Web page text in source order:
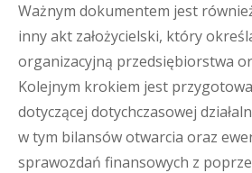
Ważnym dokumentem jest
inny akt założycielski, który
organizacyjną przedsiębiorstwa
Kolejnym krokiem jest
dotyczącej dotychczasowej
w tym bilansów otwarcia oraz
sprawozdań finansowych z